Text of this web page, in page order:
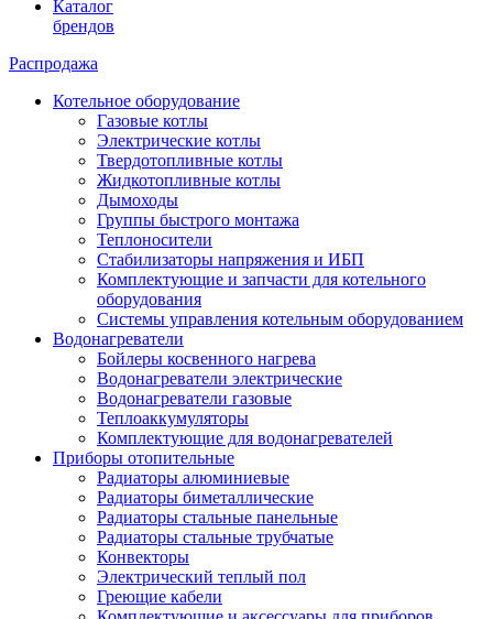
Каталог
брендов
Распродажа
Котельное оборудование
Газовые котлы
Электрические котлы
Твердотопливные котлы
Жидкотопливные котлы
Дымоходы
Группы быстрого монтажа
Теплоносители
Стабилизаторы напряжения и ИБП
Комплектующие и запчасти для котельного
оборудования
Системы управления котельным оборудованием
Водонагреватели
Бойлеры косвенного нагрева
Водонагреватели электрические
Водонагреватели газовые
Теплоаккумуляторы
Комплектующие для водонагревателей
Приборы отопительные
Радиаторы алюминиевые
Радиаторы биметаллические
Радиаторы стальные панельные
Радиаторы стальные трубчатые
Конвекторы
Электрический теплый пол
Греющие кабели